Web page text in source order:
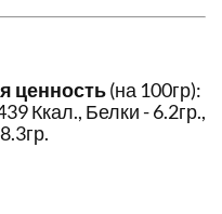
ценность(на 100гр):
Ккал., Белки - 6.2гр.,